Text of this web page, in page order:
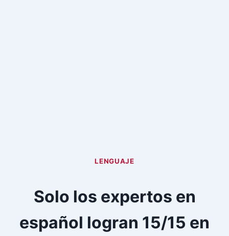
LENGUAJE
Solo los expertos en
español logran 15/15 en